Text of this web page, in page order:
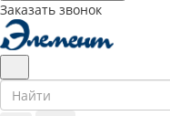
Заказать звонок